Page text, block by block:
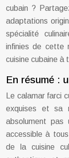
cubain ?
adaptations
spécialité
infinies de cette
cuisine cubaine à
En résumé :
Le calamar farci
exquises et sa
absolument
accessible à
de la cuisine